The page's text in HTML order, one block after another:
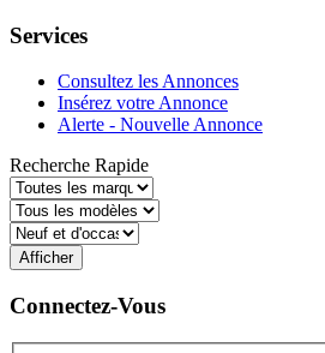
Services
Consultez les Annonces
Insérez votre Annonce
Alerte - Nouvelle Annonce
Recherche Rapide
Connectez-Vous